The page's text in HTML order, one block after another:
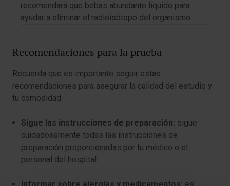
recomendará que bebas abundante líquido para
ayudar a eliminar el radioisótopo del organismo.
Recomendaciones para la prueba
Recuerda que es importante seguir estas
recomendaciones para asegurar la calidad del estudio y
tu comodidad:
Sigue las instrucciones de preparación: sigue
cuidadosamente todas las instrucciones de
preparación proporcionadas por tu médico o el
personal del hospital.